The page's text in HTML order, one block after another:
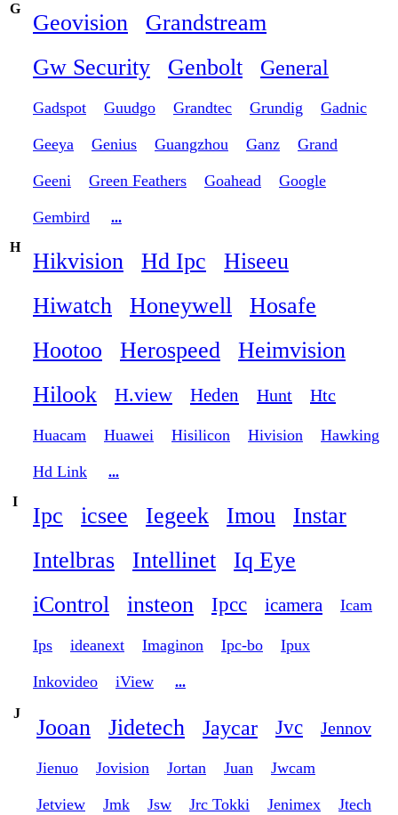
G
Geovision
Grandstream
Gw Security
Genbolt General
Gadspot Guudgo Grandtec Grundig Gadnic
Geeya Genius Guangzhou Ganz Grand
Geeni Green Feathers Goahead Google
Gembird
...
H
Hikvision Hd Ipc
Hiseeu
Hiwatch
Honeywell
Hosafe
Hootoo
Herospeed
Heimvision
Hilook
H.view Heden Hunt Htc
Huacam Huawei Hisilicon Hivision Hawking
Hd Link
...
I
Ipc icsee Iegeek Imou
Instar
Intelbras
Intellinet
Iq Eye
iControl
insteon Ipcc icamera Icam
Ips ideanext Imaginon Ipc-bo Ipux
Inkovideo iView ...
J
Jooan Jidetech Jaycar Jvc Jennov
Jienuo Jovision Jortan Juan Jwcam
Jetview Jmk Jsw Jrc Tokki Jenimex Jtech